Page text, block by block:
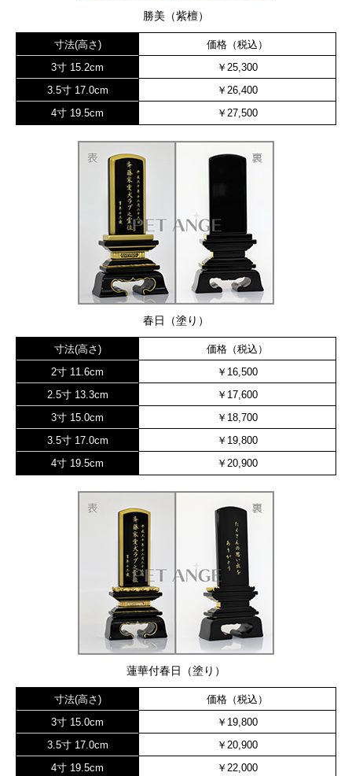
勝美（紫檀）
寸法(高さ)
価格（税込）
3寸 15.2cm
￥25,300
3.5寸 17.0cm
￥26,400
4寸 19.5cm
￥27,500
春日（塗り）
寸法(高さ)
価格（税込）
2寸 11.6cm
￥16,500
2.5寸 13.3cm
￥17,600
3寸 15.0cm
￥18,700
3.5寸 17.0cm
￥19,800
4寸 19.5cm
￥20,900
蓮華付春日（塗り）
寸法(高さ)
価格（税込）
3寸 15.0cm
￥19,800
3.5寸 17.0cm
￥20,900
4寸 19.5cm
￥22,000